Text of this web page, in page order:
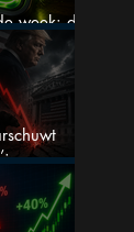
week: de
AI-bedrijf
er niet